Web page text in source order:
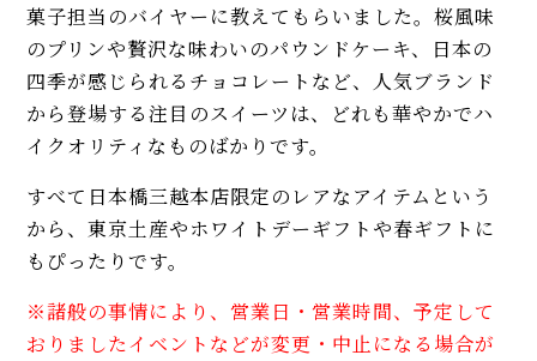
菓子担当のバイヤーに教えてもらいました。桜風味
のプリンや贅沢な味わいのパウンドケーキ、日本の
四季が感じられるチョコレートなど、人気ブランド
から登場する注目のスイーツは、どれも華やかでハ
イクオリティなものばかりです。
すべて日本橋三越本店限定のレアなアイテムという
から、東京土産やホワイトデーギフトや春ギフトに
もぴったりです。
※諸般の事情により、営業日・営業時間、予定して
おりましたイベントなどが変更・中止になる場合が